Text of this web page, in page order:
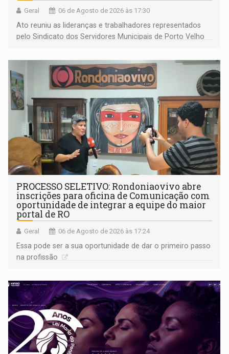
Geral 06 de Agosto de 2026 às 17:30
Ato reuniu as lideranças e trabalhadores representados
pelo Sindicato dos Servidores Municipais de Porto Velho
PROCESSO SELETIVO: Rondoniaovivo abre
inscrições para oficina de Comunicação com
oportunidade de integrar a equipe do maior
portal de RO
Geral 06 de Agosto de 2026 às 17:24
Essa pode ser a sua oportunidade de dar o primeiro passo
na profissão